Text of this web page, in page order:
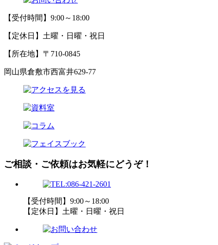
【受付時間】9:00～18:00
【定休日】土曜・日曜・祝日
【所在地】〒710-0845
岡山県倉敷市西富井629-77
ご相談・ご依頼はお気軽にどうぞ！
【受付時間】9:00～18:00
【定休日】土曜・日曜・祝日